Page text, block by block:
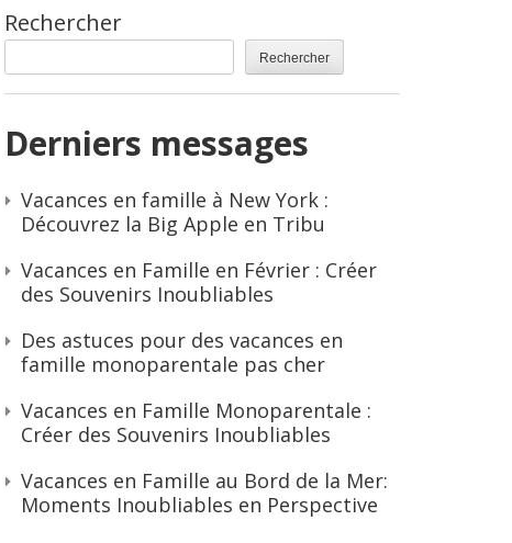
Rechercher
Rechercher
Derniers messages
Vacances en famille à New York :
Découvrez la Big Apple en Tribu
Vacances en Famille en Février : Créer
des Souvenirs Inoubliables
Des astuces pour des vacances en
famille monoparentale pas cher
Vacances en Famille Monoparentale :
Créer des Souvenirs Inoubliables
Vacances en Famille au Bord de la Mer:
Moments Inoubliables en Perspective